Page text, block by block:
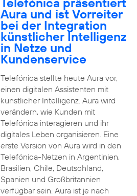
Aura und ist Vorreiter
bei der Integration
künstlicher Intelligenz
in Netze und
Kundenservice
Telefónica stellte heute Aura vor,
einen digitalen Assistenten mit
künstlicher Intelligenz. Aura wird
verändern, wie Kunden mit
Telefónica interagieren und ihr
digitales Leben organisieren. Eine
erste Version von Aura wird in den
Telefónica-Netzen in Argentinien,
Brasilien, Chile, Deutschland,
Spanien und Großbritannien
verfügbar sein. Aura ist je nach